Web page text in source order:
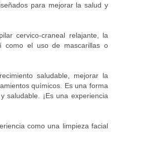
para mejorar la salud y
cervico-craneal relajante, la
como el uso de mascarillas o
saludable, mejorar la
químicos. Es una forma
saludable. ¡Es una experiencia
como una limpieza facial